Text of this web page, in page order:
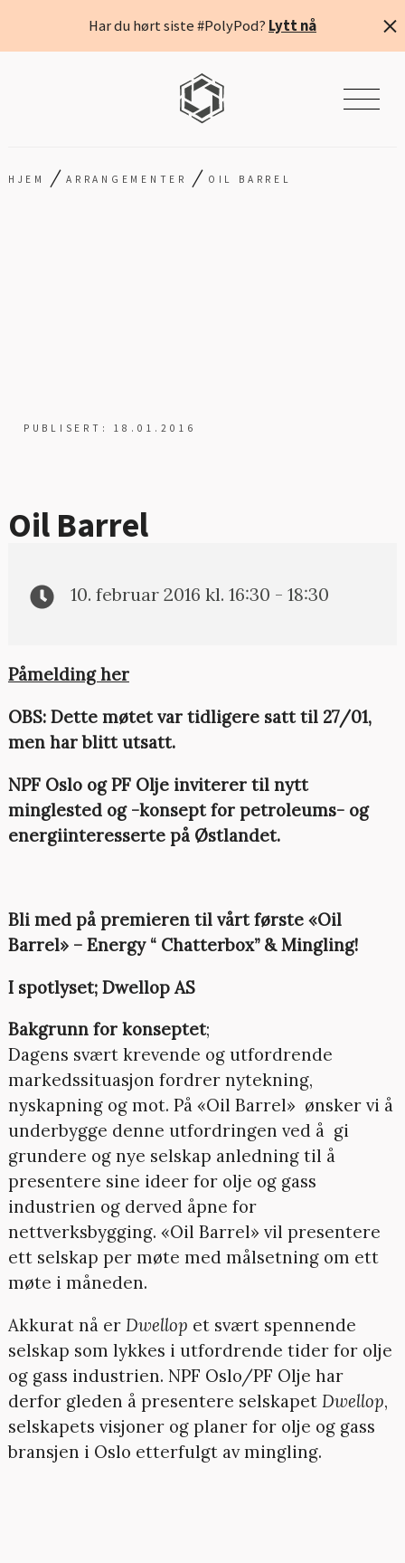
Har du hørt siste #PolyPod? Lytt nå
HJEM /ARRANGEMENTER / OIL BARREL
PUBLISERT: 18.01.2016
Oil Barrel
10. februar 2016 kl. 16:30 - 18:30
Påmelding her
OBS: Dette møtet var tidligere satt til 27/01,
men har blitt utsatt.
NPF Oslo og PF Olje inviterer til nytt
minglested og -konsept for petroleums- og
energiinteresserte på Østlandet.
Bli med på premieren til vårt første «Oil
Barrel» – Energy “ Chatterbox” & Mingling!
I spotlyset; Dwellop AS
Bakgrunn for konseptet;
Dagens svært krevende og utfordrende
markedssituasjon fordrer nytekning,
nyskapning og mot. På «Oil Barrel» ønsker vi å
underbygge denne utfordringen ved å gi
grundere og nye selskap anledning til å
presentere sine ideer for olje og gass
industrien og derved åpne for
nettverksbygging. «Oil Barrel» vil presentere
ett selskap per møte med målsetning om ett
møte i måneden.
Akkurat nå er Dwellop et svært spennende
selskap som lykkes i utfordrende tider for olje
og gass industrien. NPF Oslo/PF Olje har
derfor gleden å presentere selskapet Dwellop,
selskapets visjoner og planer for olje og gass
bransjen i Oslo etterfulgt av mingling.